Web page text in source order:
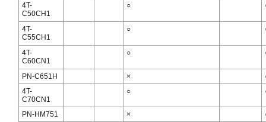
4T-
C50CH1
○
4T-
C55CH1
○
4T-
C60CN1
○
PN-C651H ×
4T-
C70CN1
○
PN-HM751 ×